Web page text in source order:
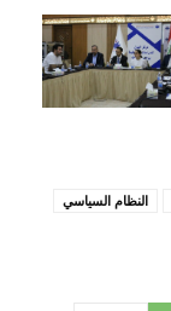
النظام السياسي